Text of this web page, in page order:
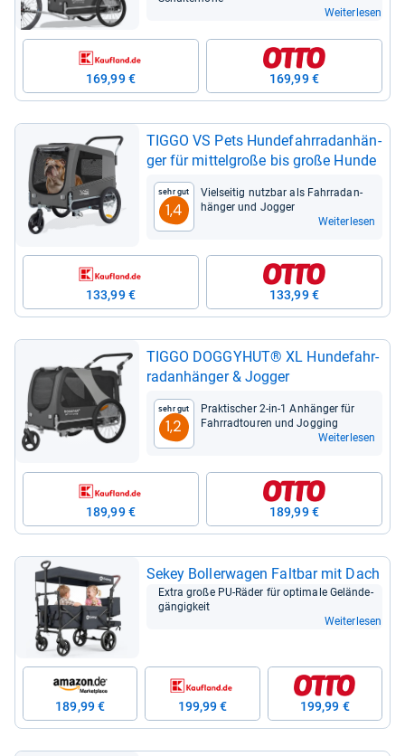
Weiterlesen
169,99 € 169,99 €
TIGGO VS Pets Hun­de­fahr­rad­an­hän­
ger für mit­tel­große bis große Hunde
Sehr gut
1,4
Viel­sei­tig nutz­bar als Fahr­rad­an­
hän­ger und Jog­ger
Weiterlesen
133,99 € 133,99 €
TIGGO DOG­GY­HUT® XL Hun­de­fahr­
rad­an­hän­ger & Jog­ger
Sehr gut
1,2
Prak­ti­scher 2-​in-​1 Anhän­ger für
Fahr­rad­tou­ren und Jog­ging
Weiterlesen
189,99 € 189,99 €
Sekey Bol­ler­wa­gen Falt­bar mit Dach
Extra große PU-​Räder für opti­male Gelän­de­
gän­gig­keit
Weiterlesen
189,99 € 199,99 € 199,99 €